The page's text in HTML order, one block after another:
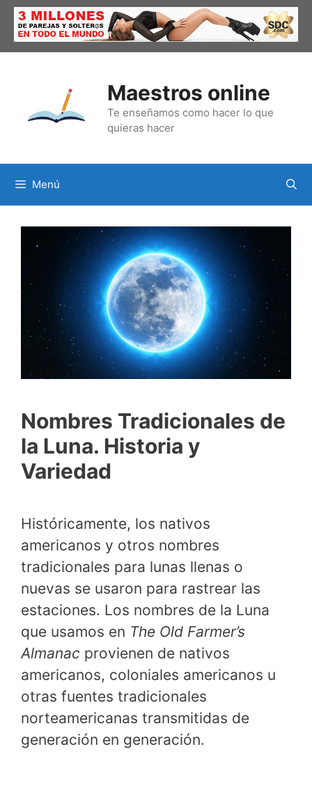
Saltar
contenido
Maestros online
Te enseñamos como hacer lo que
quieras hacer
Menú
Nombres Tradicionales de
la Luna. Historia y
Variedad
Históricamente, los nativos
americanos y otros nombres
tradicionales para lunas llenas o
nuevas se usaron para rastrear las
estaciones. Los nombres de la Luna
que usamos en The Old Farmer’s
Almanac provienen de nativos
americanos, coloniales americanos u
otras fuentes tradicionales
norteamericanas transmitidas de
generación en generación.